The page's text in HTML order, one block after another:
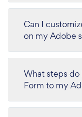
Can I
on my Adobe
What steps
Form to my